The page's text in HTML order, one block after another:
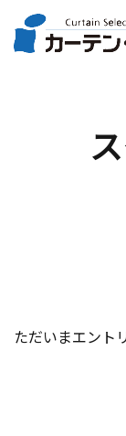
ただいまエント